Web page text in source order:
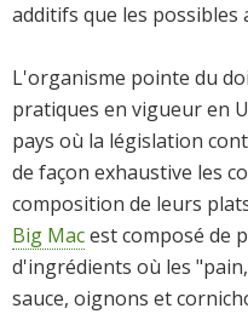
additifs que les possibles
L'organisme pointe du
pratiques en vigueur en
pays où la législation
de façon exhaustive les
composition de leurs
Big Macest composé de
d'ingrédients où les
sauce, oignons et